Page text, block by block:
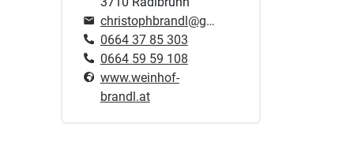
christophbrandl@gmx.net
0664 37 85 303
0664 59 59 108
www.weinhof-
brandl.at